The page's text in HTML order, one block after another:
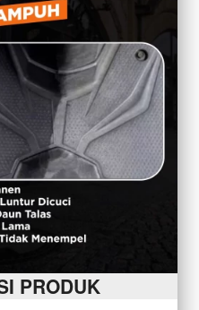
PRODUK